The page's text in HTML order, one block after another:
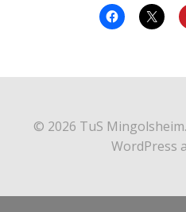
© 2026 TuS
WordPress